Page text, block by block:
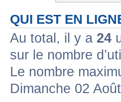
QUI EST EN
Au total, il y a 24
sur le nombre
Le nombre
Dimanche 02